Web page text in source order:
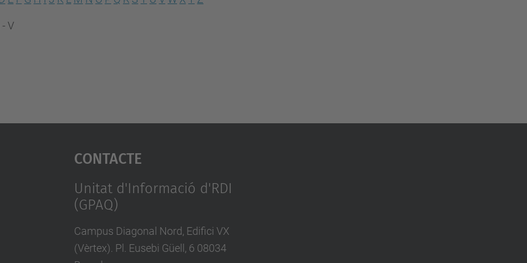
V
Contacte
Unitat d'Informació d'RDI
(GPAQ)
Campus Diagonal Nord, Edifici VX
(Vèrtex). Pl. Eusebi Güell, 6 08034